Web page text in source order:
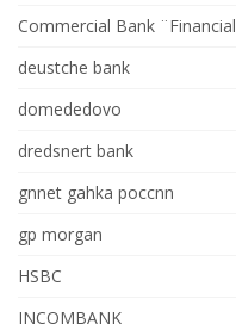
Commercial Bank
deustche bank
domededovo
dredsnert bank
gnnet gahka poccnn
gp morgan
HSBC
INCOMBANK